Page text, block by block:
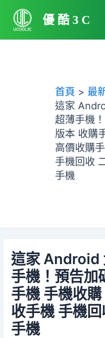
要
優酷3C
首頁
最
這家
超薄手機
版本 收購
高價收購
手機回收
手機
這家 Android
手機！預告加
手機 手機收
收手機 手機
手機